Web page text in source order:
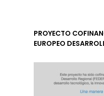
PROYECTO
EUROPEO